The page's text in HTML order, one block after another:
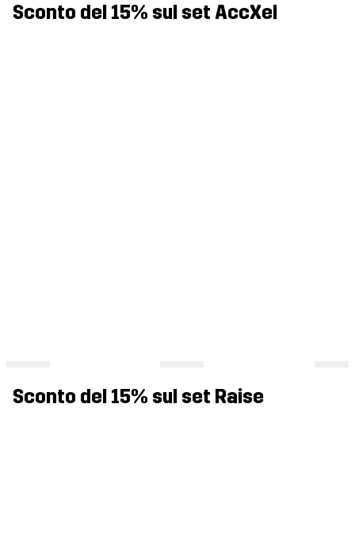
Sconto del 15% sul set AccXel
Sconto del 15% sul set Raise